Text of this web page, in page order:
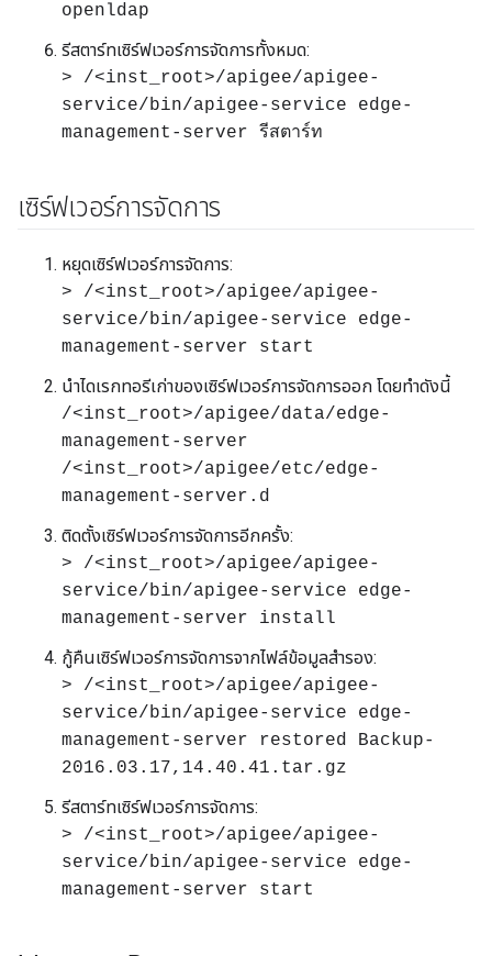
openldap
รีสตาร์ทเซิร์ฟเวอร์การจัดการทั้งหมด:
> /<inst_root>/apigee/apigee-
service/bin/apigee-service edge-
management-server รีสตาร์ท
เซิร์ฟเวอร์การจัดการ
หยุดเซิร์ฟเวอร์การจัดการ:
> /<inst_root>/apigee/apigee-
service/bin/apigee-service edge-
management-server start
นำไดเรกทอรีเก่าของเซิร์ฟเวอร์การจัดการออก โดยทำดังนี้
/<inst_root>/apigee/data/edge-
management-server
/<inst_root>/apigee/etc/edge-
management-server.d
ติดตั้งเซิร์ฟเวอร์การจัดการอีกครั้ง:
> /<inst_root>/apigee/apigee-
service/bin/apigee-service edge-
management-server install
กู้คืนเซิร์ฟเวอร์การจัดการจากไฟล์ข้อมูลสำรอง:
> /<inst_root>/apigee/apigee-
service/bin/apigee-service edge-
management-server restored Backup-
2016.03.17,14.40.41.tar.gz
รีสตาร์ทเซิร์ฟเวอร์การจัดการ:
> /<inst_root>/apigee/apigee-
service/bin/apigee-service edge-
management-server start